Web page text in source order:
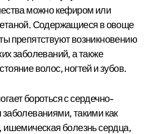
можно кефиром или
Содержащиеся в овоще
препятствуют возникновению
заболеваний, а также
волос, ногтей и зубов.
бороться с сердечно-
такими как
ишемическая болезнь сердца,